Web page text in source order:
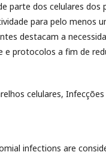
parte dos celulares dos
para pelo menos
destacam a
e protocolos a fim de
celulares,
infections are